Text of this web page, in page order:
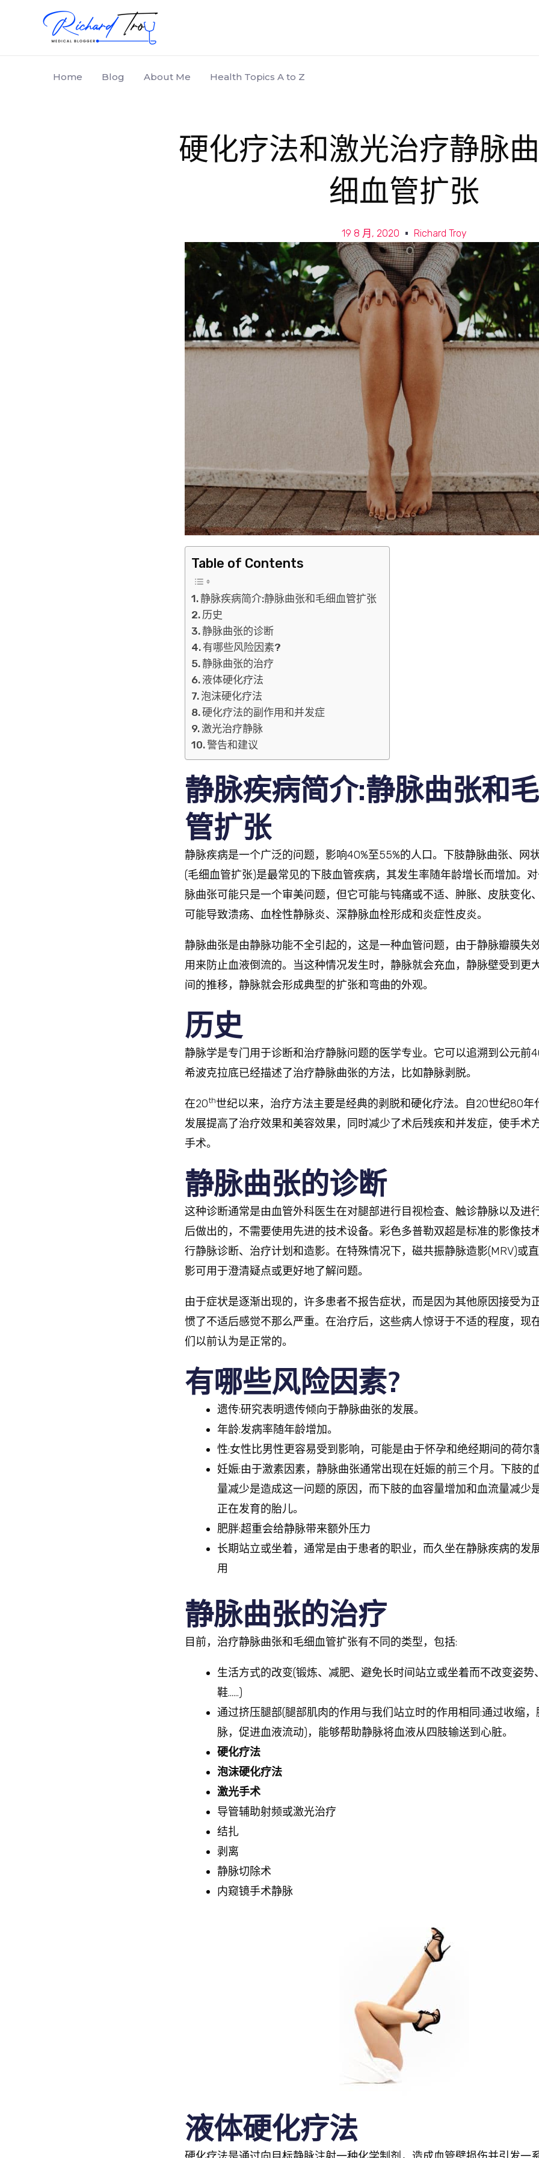
Home Blog About Me Health Topics A to Z
硬化疗法和激光治疗静脉
细血管扩张
19 8 月, 2020 Richard Troy
Table of Contents
静脉疾病简介:静脉曲张和毛细血管扩张
历史
静脉曲张的诊断
有哪些风险因素?
静脉曲张的治疗
液体硬化疗法
泡沫硬化疗法
硬化疗法的副作用和并发症
激光治疗静脉
警告和建议
静脉疾病简介:静脉曲张和
管扩张
静脉疾病是一个广泛的问题，影响40%至55%的人口。下肢静脉曲张、网
(毛细血管扩张)是最常见的下肢血管疾病，其发生率随年龄增长而增加。
脉曲张可能只是一个审美问题，但它可能与钝痛或不适、肿胀、皮肤变化
可能导致溃疡、血栓性静脉炎、深静脉血栓形成和炎症性皮炎。
静脉曲张是由静脉功能不全引起的，这是一种血管问题，由于静脉瓣膜失
用来防止血液倒流的。当这种情况发生时，静脉就会充血，静脉壁受到更
间的推移，静脉就会形成典型的扩张和弯曲的外观。
历史
静脉学是专门用于诊断和治疗静脉问题的医学专业。它可以追溯到公元前
希波克拉底已经描述了治疗静脉曲张的方法，比如静脉剥脱。
在20th世纪以来，治疗方法主要是经典的剥脱和硬化疗法。自20世纪80年
发展提高了治疗效果和美容效果，同时减少了术后残疾和并发症，使手术
手术。
静脉曲张的诊断
这种诊断通常是由血管外科医生在对腿部进行目视检查、触诊静脉以及进
后做出的，不需要使用先进的技术设备。彩色多普勒双超是标准的影像技
行静脉诊断、治疗计划和造影。在特殊情况下，磁共振静脉造影(MRV)或
影可用于澄清疑点或更好地了解问题。
由于症状是逐渐出现的，许多患者不报告症状，而是因为其他原因接受为
惯了不适后感觉不那么严重。在治疗后，这些病人惊讶于不适的程度，现
们以前认为是正常的。
有哪些风险因素?
遗传:研究表明遗传倾向于静脉曲张的发展。
年龄:发病率随年龄增加。
性:女性比男性更容易受到影响，可能是由于怀孕和绝经期间的荷尔
妊娠:由于激素因素，静脉曲张通常出现在妊娠的前三个月。下肢的
量减少是造成这一问题的原因，而下肢的血容量增加和血流量减少
正在发育的胎儿。
肥胖:超重会给静脉带来额外压力
长期站立或坐着，通常是由于患者的职业，而久坐在静脉疾病的发
用
静脉曲张的治疗
目前，治疗静脉曲张和毛细血管扩张有不同的类型，包括:
生活方式的改变(锻炼、减肥、避免长时间站立或坐着而不改变姿势
鞋……)
通过挤压腿部(腿部肌肉的作用与我们站立时的作用相同:通过收缩
脉，促进血液流动)，能够帮助静脉将血液从四肢输送到心脏。
硬化疗法
泡沫硬化疗法
激光手术
导管辅助射频或激光治疗
结扎
剥离
静脉切除术
内窥镜手术静脉
液体硬化疗法